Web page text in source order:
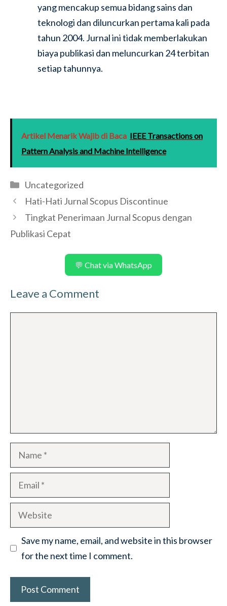
yang mencakup semua bidang sains dan
teknologi dan diluncurkan pertama kali pada
tahun 2004. Jurnal ini tidak memberlakukan
biaya publikasi dan meluncurkan 24 terbitan
setiap tahunnya.
Artikel Menarik Wajib di Baca IEEE Transactions on
Pattern Analysis and Machine Intelligence
Categories
Uncategorized
Hati-Hati Jurnal Scopus Discontinue
Tingkat Penerimaan Jurnal Scopus dengan
Publikasi Cepat
💬 Chat via WhatsApp
Leave a Comment
Name
Email
Website
Save my name, email, and website in this browser
for the next time I comment.